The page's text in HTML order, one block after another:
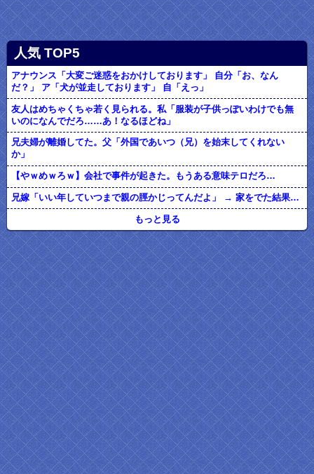
人気 TOP5
アナウンス「大変ご迷惑をおかけしております」 自分「お、なん
だ？」 ア「犬が並走しております」 自「えっ」
友人はめちゃくちゃ若く見られる。私「服装が子供っぽいわけでも無
いのになんでだろ……あ！なるほどね」
兄夫婦が離婚してた。父「外国であいつ（兄）を始末してくれない
か」
【やｗめｗろｗ】会社で事件が起きた。もうある意味テロだろ…
兄嫁「いい年していつまで親の脛かじってんだよ」 → 家をでた結果…
もっと見る